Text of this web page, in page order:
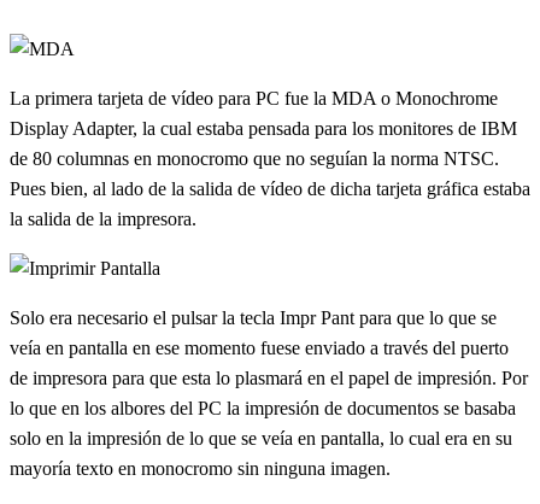
La primera tarjeta de vídeo para PC fue la MDA o Monochrome
Display Adapter, la cual estaba pensada para los monitores de IBM
de 80 columnas en monocromo que no seguían la norma NTSC.
Pues bien, al lado de la salida de vídeo de dicha tarjeta gráfica estaba
la salida de la impresora.
Solo era necesario el pulsar la tecla Impr Pant para que lo que se
veía en pantalla en ese momento fuese enviado a través del puerto
de impresora para que esta lo plasmará en el papel de impresión. Por
lo que en los albores del PC la impresión de documentos se basaba
solo en la impresión de lo que se veía en pantalla, lo cual era en su
mayoría texto en monocromo sin ninguna imagen.